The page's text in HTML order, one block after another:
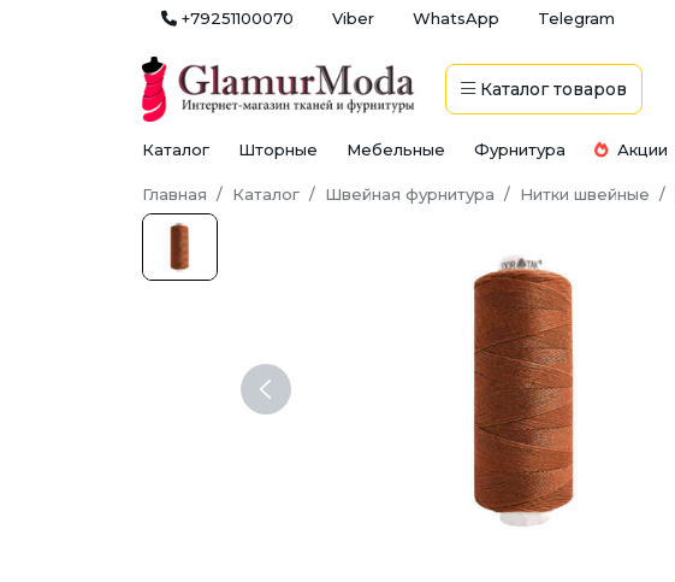
+79251100070 Viber WhatsApp Telegram
Каталог товаров
Каталог Шторные Мебельные Фурнитура Акции
Главная Каталог Швейная фурнитура Нитки швейные
Previous